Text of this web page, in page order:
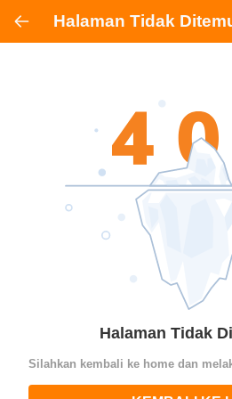
Halaman Tidak
Halaman Tidak
Silahkan kembali ke home dan